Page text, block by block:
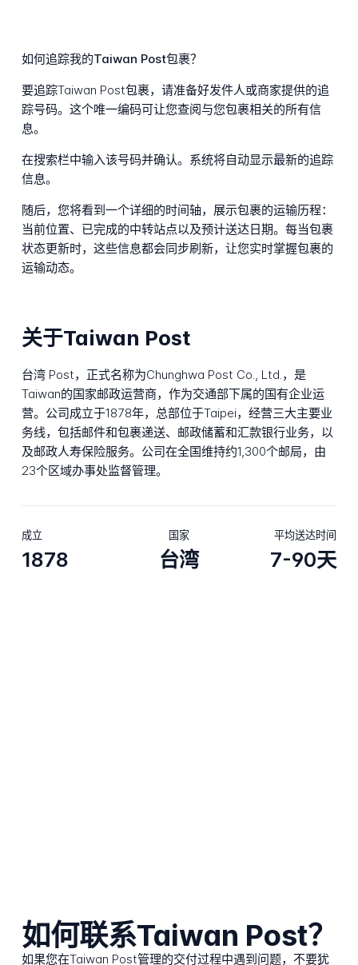
如何追踪我的Taiwan Post包裹？
要追踪Taiwan Post包裹，请准备好发件人或商家提供的追
踪号码。这个唯一编码可让您查阅与您包裹相关的所有信
息。
在搜索栏中输入该号码并确认。系统将自动显示最新的追踪
信息。
随后，您将看到一个详细的时间轴，展示包裹的运输历程：
当前位置、已完成的中转站点以及预计送达日期。每当包裹
状态更新时，这些信息都会同步刷新，让您实时掌握包裹的
运输动态。
关于Taiwan Post
台湾 Post，正式名称为Chunghwa Post Co., Ltd.，是
Taiwan的国家邮政运营商，作为交通部下属的国有企业运
营。公司成立于1878年，总部位于Taipei，经营三大主要业
务线，包括邮件和包裹递送、邮政储蓄和汇款银行业务，以
及邮政人寿保险服务。公司在全国维持约1,300个邮局，由
23个区域办事处监督管理。
成立
1878
国家
台湾
平均送达时间
7-90天
如何联系Taiwan Post？
如果您在Taiwan Post管理的交付过程中遇到问题，不要犹